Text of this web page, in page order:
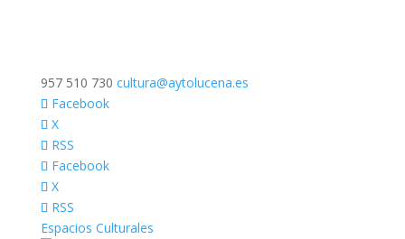
957 510 730 cultura@aytolucena.es
Facebook
X
RSS
Facebook
X
RSS
Espacios Culturales